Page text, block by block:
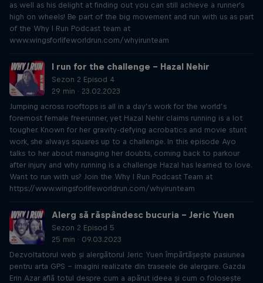
as well as his delight at finding out you can still achieve a runner's
high on wheels! Be part of the big movement and run with us as part
of the Why I Run Podcast team at
www.wingsforlifeworldrun.com/whyirunteam
I run for the challenge – Hazal Nehir
Sezon 2 Episod 4
29 min · 23.02.2023
Jumping across rooftops is all in a day’s work for the world’s
foremost female freerunner, yet Hazal Nehir claims running is a lot
tougher. Known for her gravity-defying acrobatics and movie stunt
work, she always squares up to a challenge. In this episode Ayo
talks to her about managing her doubts, coming back to parkour
after injury and why running is a challenge Hazal has learned to love.
Want to run with us? Join the Why I Run Podcast Team at
https://www.wingsforlifeworldrun.com/whyirunteam
Alerg să răspândesc bucuria – Jeric Yuen
Sezon 2 Episod 5
25 min · 09.03.2023
Dezvoltatorul web și alergătorul Jeric Yuen împărtășește pasiunea
pentru arta GPS - imagini realizate din traseele de alergare. Gazda
Erin Azar află totul despre cum a apărut ideea și cum o folosește